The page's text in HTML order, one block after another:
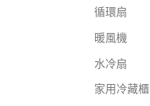
循環扇
暖風機
水冷扇
家用冷藏櫃